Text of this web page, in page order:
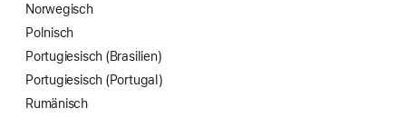
Norwegisch
Polnisch
Portugiesisch (Brasilien)
Portugiesisch (Portugal)
Rumänisch